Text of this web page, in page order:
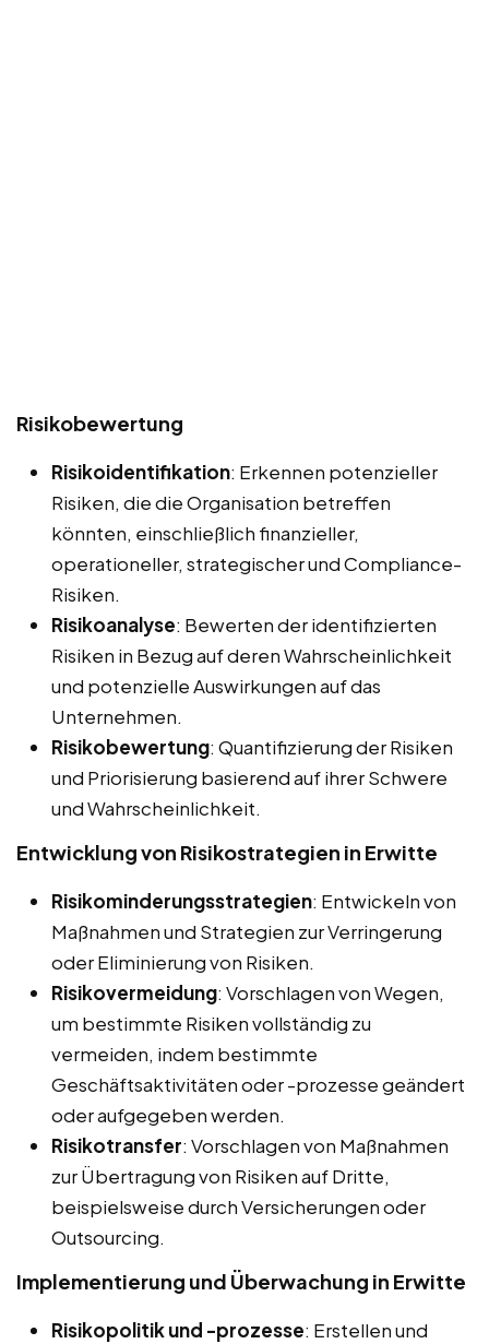
Risikobewertung
Risikoidentifikation: Erkennen potenzieller
Risiken, die die Organisation betreffen
könnten, einschließlich finanzieller,
operationeller, strategischer und Compliance-
Risiken.
Risikoanalyse: Bewerten der identifizierten
Risiken in Bezug auf deren Wahrscheinlichkeit
und potenzielle Auswirkungen auf das
Unternehmen.
Risikobewertung: Quantifizierung der Risiken
und Priorisierung basierend auf ihrer Schwere
und Wahrscheinlichkeit.
Entwicklung von Risikostrategien in Erwitte
Risikominderungsstrategien: Entwickeln von
Maßnahmen und Strategien zur Verringerung
oder Eliminierung von Risiken.
Risikovermeidung: Vorschlagen von Wegen,
um bestimmte Risiken vollständig zu
vermeiden, indem bestimmte
Geschäftsaktivitäten oder -prozesse geändert
oder aufgegeben werden.
Risikotransfer: Vorschlagen von Maßnahmen
zur Übertragung von Risiken auf Dritte,
beispielsweise durch Versicherungen oder
Outsourcing.
Implementierung und Überwachung in Erwitte
Risikopolitik und -prozesse: Erstellen und